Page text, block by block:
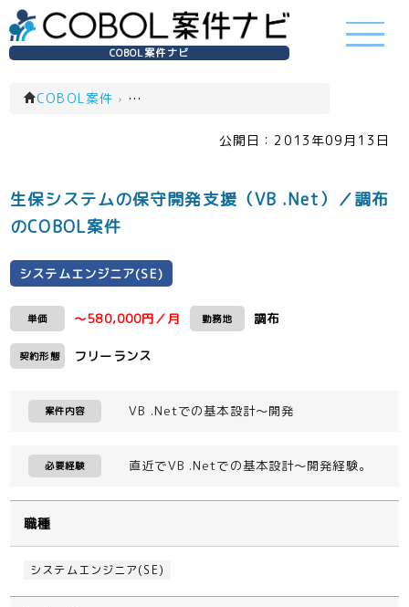
COBOL案件ナビ
COBOL案件 › システムエンジニア(SE)(一覧)
公開日： 2013年09月13日
生保システムの保守開発支援（VB .Net）／調布
のCOBOL案件
システムエンジニア(SE)
単価 ～580,000円／月 勤務地 調布
契約形態 フリーランス
案件内容 VB .Netでの基本設計～開発
必要経験 直近でVB .Netでの基本設計～開発経験。
職種
システムエンジニア(SE)